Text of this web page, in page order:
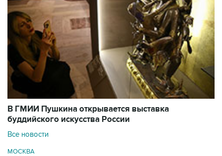
В ГМИИ Пушкина открывается выставка
буддийского искусства России
Все новости
МОСКВА